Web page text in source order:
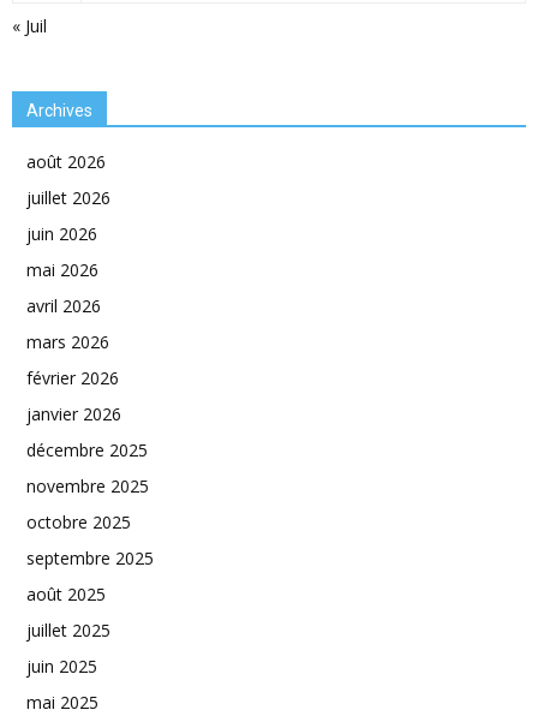
« Juil
Archives
août 2026
juillet 2026
juin 2026
mai 2026
avril 2026
mars 2026
février 2026
janvier 2026
décembre 2025
novembre 2025
octobre 2025
septembre 2025
août 2025
juillet 2025
juin 2025
mai 2025